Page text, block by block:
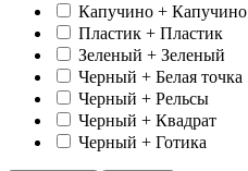
Капучино + Капучино
Пластик + Пластик
Зеленый + Зеленый
Черный + Белая точка
Черный + Рельсы
Черный + Квадрат
Черный + Готика